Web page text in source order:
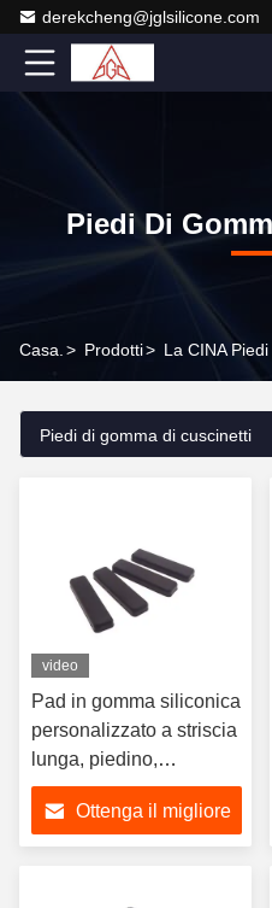
derekcheng@jglsilicone.com
Piedi Di
Casa. > Prodotti> La CINA
Piedi di gomma di cuscinetti
video
Pad in gomma siliconica
personalizzato a striscia
lunga, piedino,
protezione tagliata in
varie dimensioni
Ottenga il migliore